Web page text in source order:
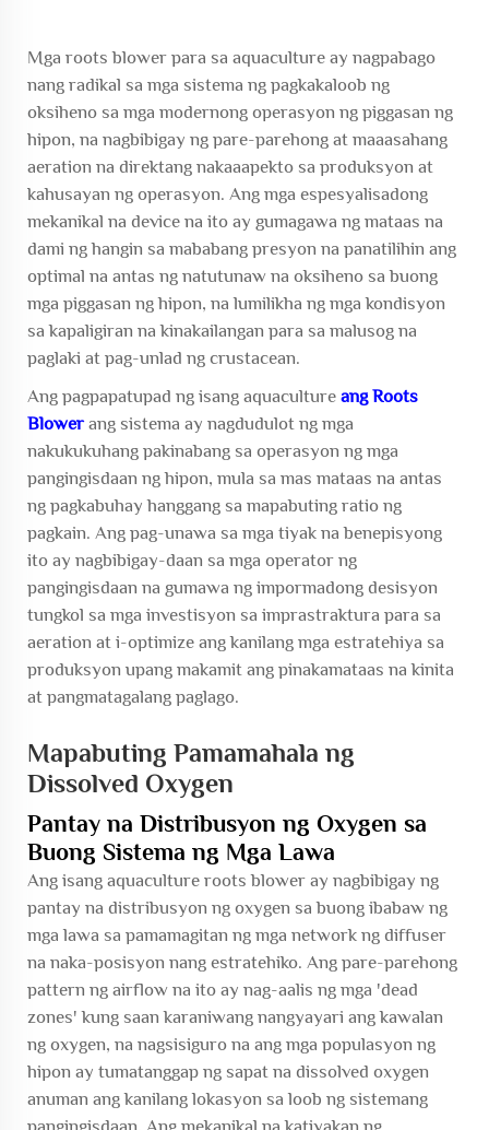
Mga roots blower para sa aquaculture ay nagpabago
nang radikal sa mga sistema ng pagkakaloob ng
oksiheno sa mga modernong operasyon ng piggasan ng
hipon, na nagbibigay ng pare-parehong at maaasahang
aeration na direktang nakaaapekto sa produksyon at
kahusayan ng operasyon. Ang mga espesyalisadong
mekanikal na device na ito ay gumagawa ng mataas na
dami ng hangin sa mababang presyon na panatilihin ang
optimal na antas ng natutunaw na oksiheno sa buong
mga piggasan ng hipon, na lumilikha ng mga kondisyon
sa kapaligiran na kinakailangan para sa malusog na
paglaki at pag-unlad ng crustacean.
Ang pagpapatupad ng isang aquaculture ang Roots
Blowerang sistema ay nagdudulot ng mga
nakukukuhang pakinabang sa operasyon ng mga
pangingisdaan ng hipon, mula sa mas mataas na antas
ng pagkabuhay hanggang sa mapabuting ratio ng
pagkain. Ang pag-unawa sa mga tiyak na benepisyong
ito ay nagbibigay-daan sa mga operator ng
pangingisdaan na gumawa ng impormadong desisyon
tungkol sa mga investisyon sa imprastraktura para sa
aeration at i-optimize ang kanilang mga estratehiya sa
produksyon upang makamit ang pinakamataas na kinita
at pangmatagalang paglago.
Mapabuting Pamamahala ng
Dissolved Oxygen
Pantay na Distribusyon ng Oxygen sa
Buong Sistema ng Mga Lawa
Ang isang aquaculture roots blower ay nagbibigay ng
pantay na distribusyon ng oxygen sa buong ibabaw ng
mga lawa sa pamamagitan ng mga network ng diffuser
na naka-posisyon nang estratehiko. Ang pare-parehong
pattern ng airflow na ito ay nag-aalis ng mga 'dead
zones' kung saan karaniwang nangyayari ang kawalan
ng oxygen, na nagsisiguro na ang mga populasyon ng
hipon ay tumatanggap ng sapat na dissolved oxygen
anuman ang kanilang lokasyon sa loob ng sistemang